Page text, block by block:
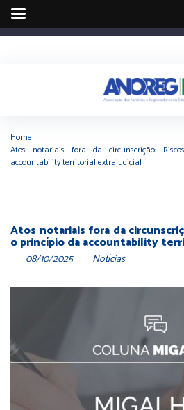
Home
Atos notariais fora da circunscrição:
accountability territorial extrajudicial
Atos notariais fora da
o princípio da accountability
08/10/2025 Notícias